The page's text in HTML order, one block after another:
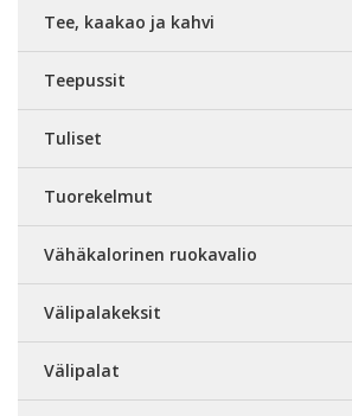
Tee, kaakao ja kahvi
Teepussit
Tuliset
Tuorekelmut
Vähäkalorinen ruokavalio
Välipalakeksit
Välipalat